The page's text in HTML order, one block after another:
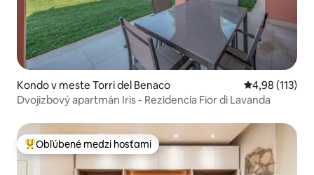
Kondo v meste Torri del Benaco Priemerné
4,98 (113)
Dvojizbový apartmán Iris - Rezidencia Fior di Lavanda
Najobľúbenejšie medzi hosťami
Obľúbené medzi hosťami